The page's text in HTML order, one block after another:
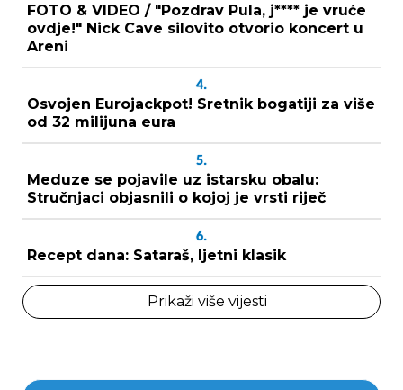
FOTO & VIDEO / "Pozdrav Pula, j**** je vruće
ovdje!" Nick Cave silovito otvorio koncert u
Areni
4.
Osvojen Eurojackpot! Sretnik bogatiji za više
od 32 milijuna eura
5.
Meduze se pojavile uz istarsku obalu:
Stručnjaci objasnili o kojoj je vrsti riječ
6.
Recept dana: Sataraš, ljetni klasik
Prikaži više vijesti